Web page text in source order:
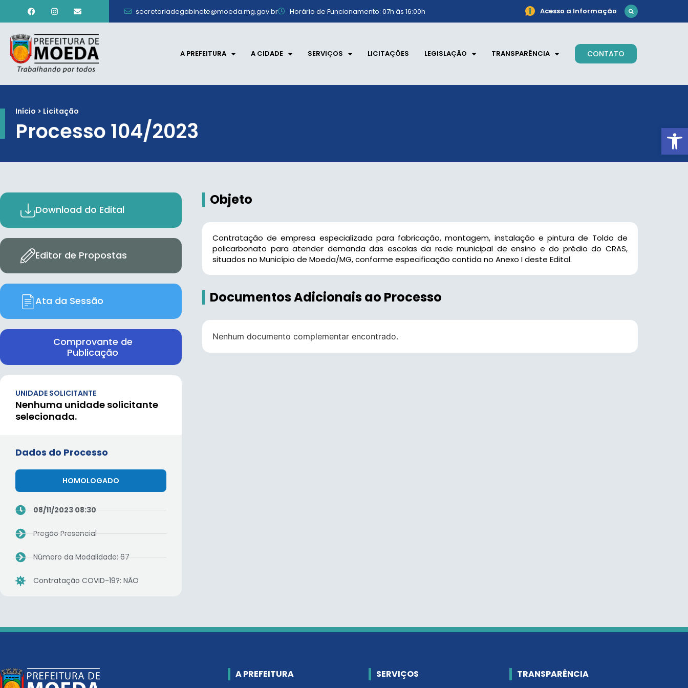
secretariadegabinete@moeda.mg.gov.br Horário de Funcionamento: 07h às 16:00h Acesso a Informação
A PREFEITURA A CIDADE SERVIÇOS LICITAÇÕES LEGISLAÇÃO TRANSPARÊNCIA CONTATO
Início > Licitação
Processo 104/2023
Download do Edital
Editor de Propostas
Ata da Sessão
Comprovante de
Publicação
UNIDADE SOLICITANTE
Nenhuma unidade solicitante
selecionada.
Dados do Processo
HOMOLOGADO
08/11/2023 08:30
Pregão Presencial
Número da Modalidade: 67
Contratação COVID-19?: NÃO
Objeto
Contratação de empresa especializada para fabricação, montagem, instalação e pintura de Toldo de
policarbonato para atender demanda das escolas da rede municipal de ensino e do prédio do CRAS,
situados no Município de Moeda/MG, conforme especificação contida no Anexo I deste Edital.
Documentos Adicionais ao Processo
Nenhum documento complementar encontrado.
A PREFEITURA SERVIÇOS TRANSPARÊNCIA